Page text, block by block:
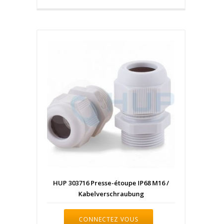
HUP 303716 Presse-étoupe IP68 M16 /
Kabelverschraubung
CONNECTEZ VOUS